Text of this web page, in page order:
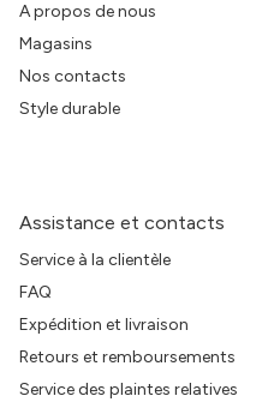
A propos de nous
Magasins
Nos contacts
Style durable
Assistance et contacts
Service à la clientèle
FAQ
Expédition et livraison
Retours et remboursements
Service des plaintes relatives